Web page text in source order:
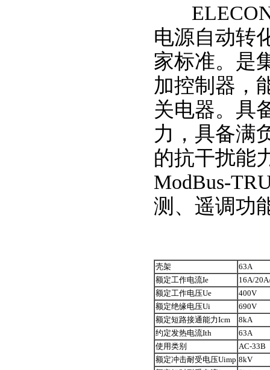
电源自动转
家标准。是
加控制器，
关电器。具
力，具备满
的抗干扰能
ModBus-
测、遥调功
壳架
63A
额定工作电流Ie
16A/
额定工作电压Ue
400V
额定绝缘电压Ui
690V
额定短路接通能力Icm
8kA
约定发热电流Ith
63A
使用类别
AC-33B
额定冲击耐受电压Uimp 8kV